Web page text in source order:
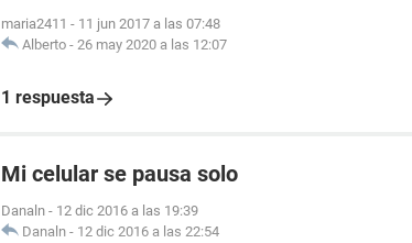
maria2411 - 11 jun 2017 a las 07:48
Alberto - 26 may 2020 a las 12:07
1 respuesta
Mi celular se pausa solo
Danaln - 12 dic 2016 a las 19:39
Danaln - 12 dic 2016 a las 22:54